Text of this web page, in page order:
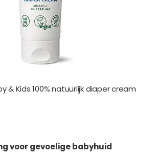
& Kids 100% natuurlijk diaper cream
voor gevoelige babyhuid